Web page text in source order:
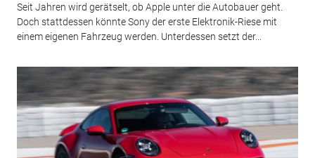
Seit Jahren wird gerätselt, ob Apple unter die Autobauer geht.
Doch stattdessen könnte Sony der erste Elektronik-Riese mit
einem eigenen Fahrzeug werden. Unterdessen setzt der...